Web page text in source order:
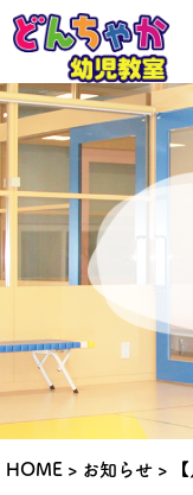
HOME > お知らせ >